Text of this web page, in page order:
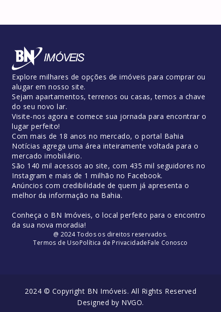
Explore milhares de opções de imóveis para comprar ou
alugar em nosso site.
Sejam apartamentos, terrenos ou casas, temos a chave
do seu novo lar.
Visite-nos agora e comece sua jornada para encontrar o
lugar perfeito!
Com mais de 18 anos no mercado, o portal Bahia
Notícias agrega uma área inteiramente voltada para o
mercado imobiliário.
São 140 mil acessos ao site, com 435 mil seguidores no
Instagram e mais de 1 milhão no Facebook.
Anúncios com credibilidade de quem já apresenta o
melhor da informação na Bahia.
Conheça o BN Imóveis, o local perfeito para o encontro
da sua nova moradia!
@ 2024 Todos os direitos reservados.
Termos de UsoPolítica de PrivacidadeFale Conosco
2024 © Copyright BN Imóveis. All Rights Reserved
Designed by NVGO.